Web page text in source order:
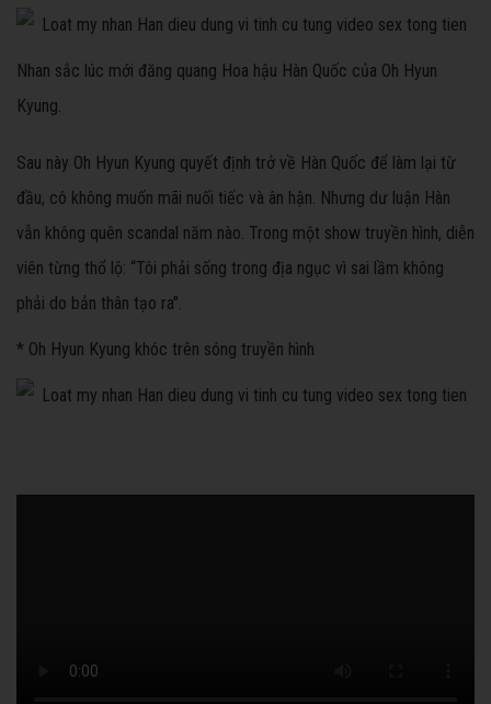
Nhan sắc lúc mới đăng quang Hoa hậu Hàn Quốc của Oh Hyun
Kyung.
Sau này Oh Hyun Kyung quyết định trở về Hàn Quốc để làm lại từ
đầu, cô không muốn mãi nuối tiếc và ân hận. Nhưng dư luận Hàn
vẫn không quên scandal năm nào. Trong một show truyền hình, diễn
viên từng thổ lộ: “Tôi phải sống trong địa ngục vì sai lầm không
phải do bản thân tạo ra".
* Oh Hyun Kyung khóc trên sóng truyền hình